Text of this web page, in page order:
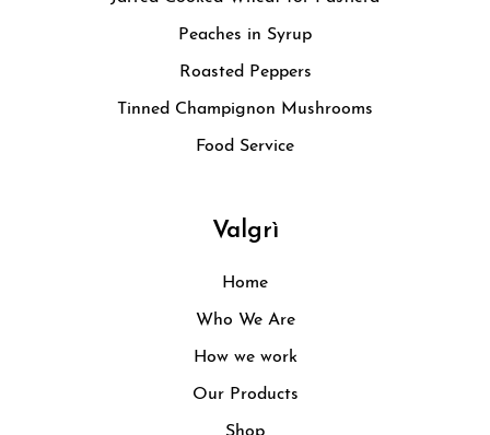
Peaches in Syrup
Roasted Peppers
Tinned Champignon Mushrooms
Food Service
Valgrì
Home
Who We Are
How we work
Our Products